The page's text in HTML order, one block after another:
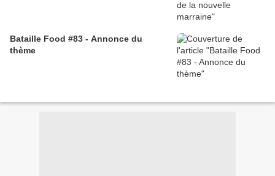
Bataille Food #83 - Annonce du
thème